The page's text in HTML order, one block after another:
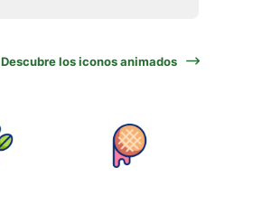
Descubre los iconos animados